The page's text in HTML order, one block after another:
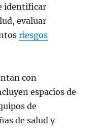
identificar
evaluar
riesgos
con
espacios de
de
de salud y